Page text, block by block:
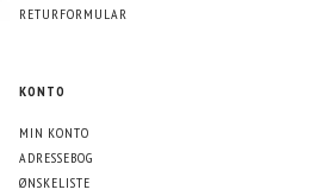
RETURFORMULAR
KONTO
MIN KONTO
ADRESSEBOG
ØNSKELISTE